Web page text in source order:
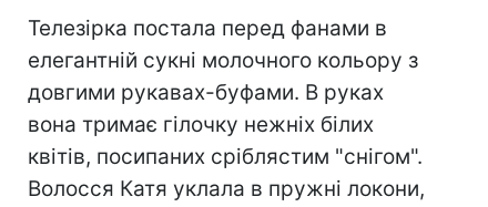
Телезірка постала перед фанами в
елегантній сукні молочного кольору з
довгими рукавах-буфами. В руках
вона тримає гілочку нежніх білих
квітів, посипаних сріблястим "снігом".
Волосся Катя уклала в пружні локони,